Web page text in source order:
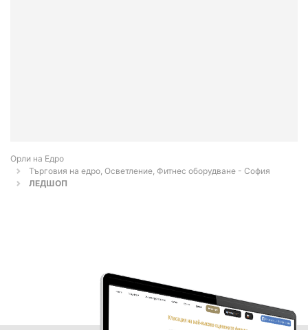
Орли на Едро
Търговия на едро, Осветление, Фитнес оборудване - София
ЛЕДШОП